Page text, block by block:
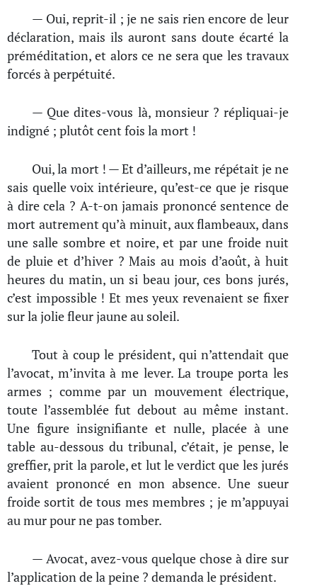
— Oui, reprit-il ; je ne sais rien encore de leur
déclaration, mais ils auront sans doute écarté la
préméditation, et alors ce ne sera que les travaux
forcés à perpétuité.
— Que dites-vous là, monsieur ? répliquai-je
indigné ; plutôt cent fois la mort !
Oui, la mort ! — Et d’ailleurs, me répétait je ne
sais quelle voix intérieure, qu’est-ce que je risque
à dire cela ? A-t-on jamais prononcé sentence de
mort autrement qu’à minuit, aux flambeaux, dans
une salle sombre et noire, et par une froide nuit
de pluie et d’hiver ? Mais au mois d’août, à huit
heures du matin, un si beau jour, ces bons jurés,
c’est impossible ! Et mes yeux revenaient se fixer
sur la jolie fleur jaune au soleil.
Tout à coup le président, qui n’attendait que
l’avocat, m’invita à me lever. La troupe porta les
armes ; comme par un mouvement électrique,
toute l’assemblée fut debout au même instant.
Une figure insignifiante et nulle, placée à une
table au-dessous du tribunal, c’était, je pense, le
greffier, prit la parole, et lut le verdict que les jurés
avaient prononcé en mon absence. Une sueur
froide sortit de tous mes membres ; je m’appuyai
au mur pour ne pas tomber.
— Avocat, avez-vous quelque chose à dire sur
l’application de la peine ? demanda le président.